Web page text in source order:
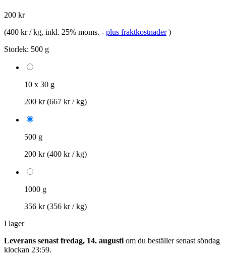
200 kr
(400 kr / kg, inkl. 25% moms. - plus fraktkostnader )
Storlek: 500 g
10 x 30 g
200 kr(667 kr / kg)
500 g
200 kr(400 kr / kg)
1000 g
356 kr(356 kr / kg)
I lager
Leverans senast fredag, 14. augusti om du beställer senast söndag
klockan 23:59.